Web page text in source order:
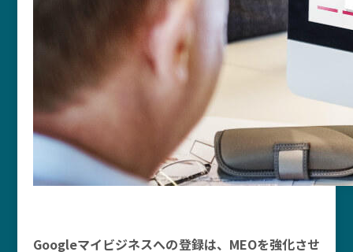
Googleマイビジネスへの登録は、MEOを強化させ